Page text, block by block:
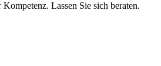
Lassen Sie sich beraten.